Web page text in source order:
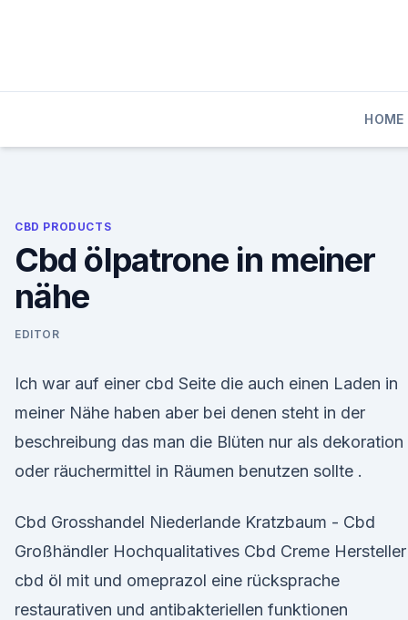
HOME
CBD PRODUCTS
Cbd ölpatrone in meiner
nähe
EDITOR
Ich war auf einer cbd Seite die auch einen Laden in
meiner Nähe haben aber bei denen steht in der
beschreibung das man die Blüten nur als dekoration
oder räuchermittel in Räumen benutzen sollte .
Cbd Grosshandel Niederlande Kratzbaum - Cbd
Großhändler Hochqualitatives Cbd Creme Hersteller
cbd öl mit und omeprazol eine rücksprache
restaurativen und antibakteriellen funktionen